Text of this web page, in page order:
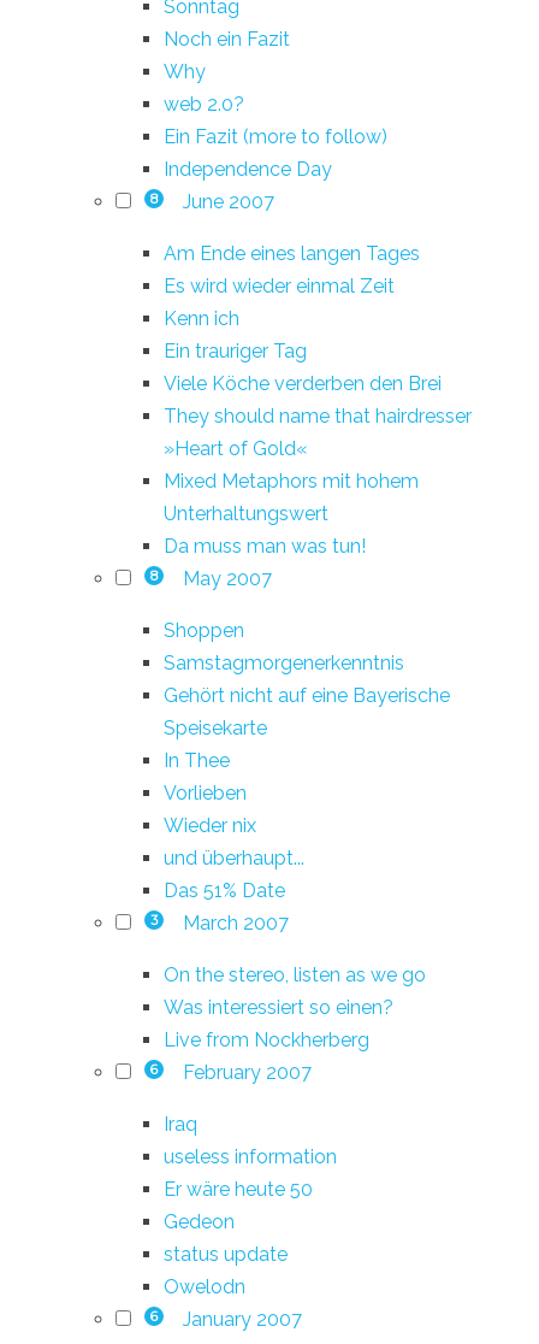
Sonntag
Noch ein Fazit
Why
web 2.0?
Ein Fazit (more to follow)
Independence Day
8 June 2007
Am Ende eines langen Tages
Es wird wieder einmal Zeit
Kenn ich
Ein trauriger Tag
Viele Köche verderben den Brei
They should name that hairdresser
»Heart of Gold«
Mixed Metaphors mit hohem
Unterhaltungswert
Da muss man was tun!
8 May 2007
Shoppen
Samstagmorgenerkenntnis
Gehört nicht auf eine Bayerische
Speisekarte
In Thee
Vorlieben
Wieder nix
und überhaupt...
Das 51% Date
3 March 2007
On the stereo, listen as we go
Was interessiert so einen?
Live from Nockherberg
6 February 2007
Iraq
useless information
Er wäre heute 50
Gedeon
status update
Owelodn
6 January 2007